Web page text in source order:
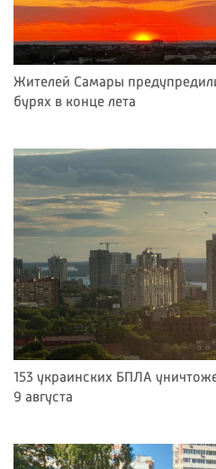
Жителей Самары
бурях в конце лета
153 украинских БПЛА
9 августа